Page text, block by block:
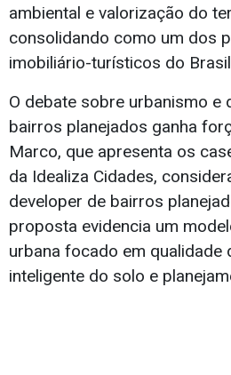
ambiental e valorização do
consolidando como um dos
imobiliário-turísticos do
O debate sobre urbanismo e
bairros planejados ganha
Marco, que apresenta os
da Idealiza Cidades,
developer de bairros
proposta evidencia um
urbana focado em qualidade
inteligente do solo e